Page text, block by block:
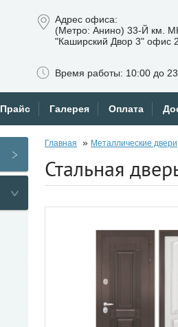
Адрес офиса:
(Метро: Анино) 33-Й км.
"Каширский Двор 3" офис
Время работы: 10:00 до
Прайс Галерея Оплата
Главная » Металлические двери
Стальная